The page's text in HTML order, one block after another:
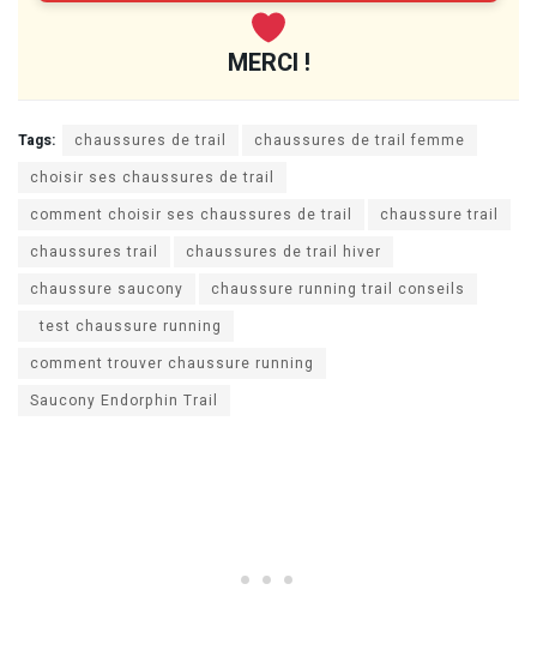
MERCI !
Tags: chaussures de trail
chaussures de trail femme
choisir ses chaussures de trail
comment choisir ses chaussures de trail
chaussure trail
chaussures trail
chaussures de trail hiver
chaussure saucony
chaussure running trail conseils
test chaussure running
comment trouver chaussure running
Saucony Endorphin Trail